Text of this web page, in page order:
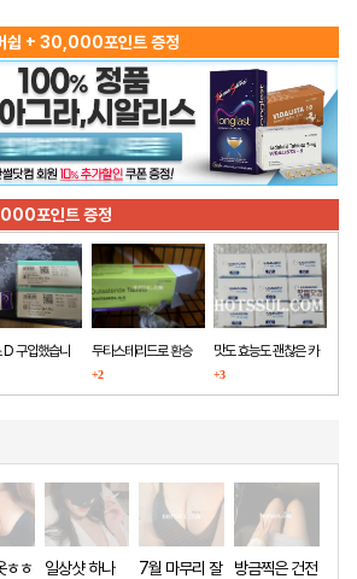
쉽 + 30,000포인트 증정
포인트 증정
D 구입했습니
두타스테리드로 환승
+2
맛도 효능도 괜찮은 카
마그라
+3
ㅎㅎ 일상샷 하나
7월 마무리 잘
방금찍은 건전